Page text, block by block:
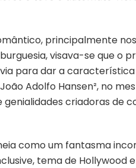
principalmente nos
visava-se que o
para dar a
Adolfo Hansen², no
criadoras de
como um fantasma
tema de Hollywood